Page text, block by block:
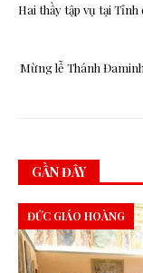
Hai thầy tập vụ tại Tỉnh
Mừng lễ Thánh
GẦN ĐÂY
ĐỨC GIÁO HOÀNG